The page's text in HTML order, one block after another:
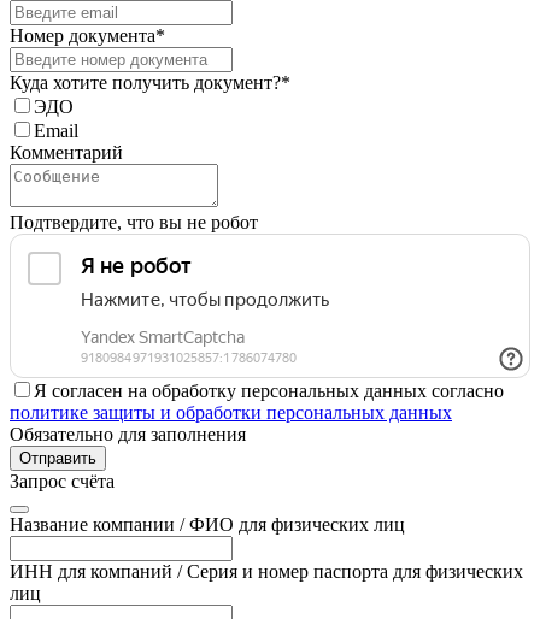
Номер документа*
Куда хотите получить документ?*
ЭДО
Email
Комментарий
Подтвердите, что вы не робот
Я согласен на обработку персональных данных согласно
политике защиты и обработки персональных данных
Обязательно для заполнения
Отправить
Запрос счёта
Название компании / ФИО для физических лиц
ИНН для компаний / Серия и номер паспорта для физических
лиц